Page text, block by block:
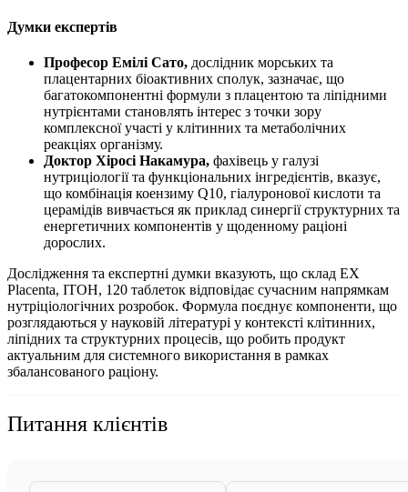
Думки експертів
Професор Емілі Сато, дослідник морських та
плацентарних біоактивних сполук, зазначає, що
багатокомпонентні формули з плацентою та ліпідними
нутрієнтами становлять інтерес з точки зору
комплексної участі у клітинних та метаболічних
реакціях організму.
Доктор Хіросі Накамура, фахівець у галузі
нутриціології та функціональних інгредієнтів, вказує,
що комбінація коензиму Q10, гіалуронової кислоти та
церамідів вивчається як приклад синергії структурних та
енергетичних компонентів у щоденному раціоні
дорослих.
Дослідження та експертні думки вказують, що склад EX
Placenta, ITOH, 120 таблеток відповідає сучасним напрямкам
нутріціологічних розробок. Формула поєднує компоненти, що
розглядаються у науковій літературі у контексті клітинних,
ліпідних та структурних процесів, що робить продукт
актуальним для системного використання в рамках
збалансованого раціону.
Питання клієнтів